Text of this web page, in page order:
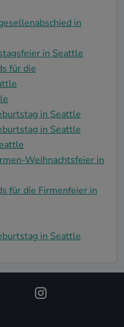
in
in Seattle
für die
in Seattle
in Seattle
Weihnachtsfeier in
für die Firmenfeier in
in Seattle